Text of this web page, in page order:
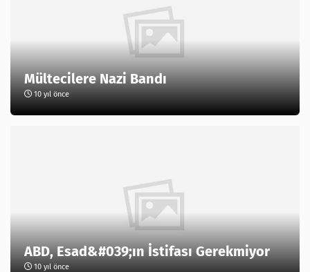
Mültecilere Nazi Bandı
10 yıl önce
ABD, Esad&#039;ın İstifası Gerekmiyor
10 yıl önce